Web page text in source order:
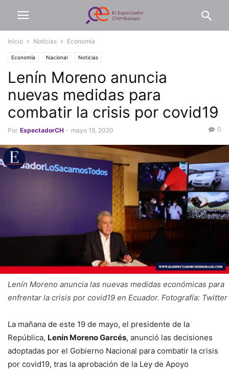
Inicio Noticias Economía
Economía Nacional Noticias
Lenín Moreno anuncia
nuevas medidas para
combatir la crisis por covid19
Por EspectadorCH - mayo 19, 2020 0
Lenín Moreno anuncia las nuevas medidas económicas para
enfrentar la crisis por covid19 en Ecuador. Fotografía: Twitter
La mañana de este 19 de mayo, el presidente de la
República, Lenín Moreno Garcés, anunció las decisiones
adoptadas por el Gobierno Nacional para combatir la crisis
por covid19, tras la aprobación de la Ley de Apoyo